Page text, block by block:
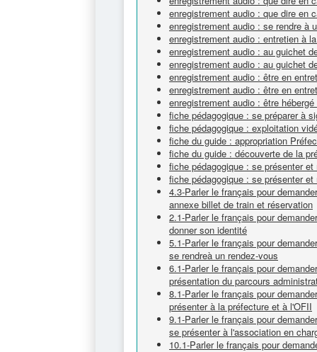
enregistrement audio : que dire en
enregistrement audio : se rendre à
enregistrement audio : entretien à
enregistrement audio : au guichet
enregistrement audio : au guichet
enregistrement audio : être en
enregistrement audio : être en
enregistrement audio : être
fiche pédagogique : se préparer à
fiche pédagogique : exploitation
fiche du guide : appropriation
fiche du guide : découverte de la
fiche pédagogique : se présenter
fiche pédagogique : se présenter
4.3-Parler le français pour
annexe billet de train et réservation
2.1-Parler le français pour
donner son identité
5.1-Parler le français pour
se rendreà un rendez-vous
6.1-Parler le français pour
présentation du parcours
8.1-Parler le français pour
présenter à la préfecture et à l'OFII
9.1-Parler le français pour
se présenter à l'association en
10.1-Parler le français pour